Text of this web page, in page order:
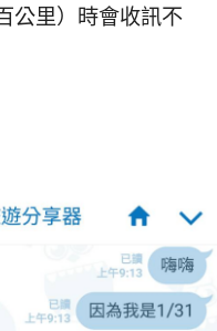
公里）時會收訊不